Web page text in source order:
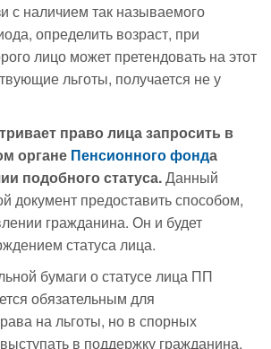
с наличием так называемого
определить возраст, при
лицо может претендовать на этот
льготы, получается не у
право лица запросить в
органе Пенсионного фонда
подобного статуса.Данный
документ предоставить способом,
гражданина. Он и будет
статуса лица.
бумаги о статусе лица ПП
обязательным для
на льготы, но в спорных
в поддержку гражданина.